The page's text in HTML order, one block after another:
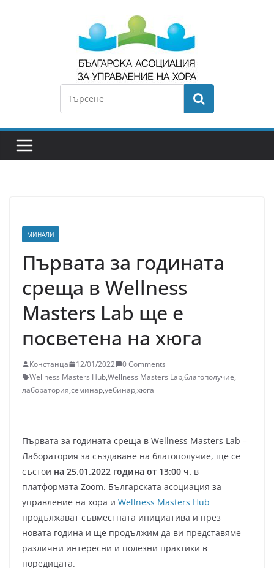
МИНАЛИ
Първата за годината
среща в Wellness
Masters Lab ще е
посветена на хюга
Констанца 12/01/2022
0 Comments
Wellness Masters Hub,Wellness Masters Lab,благополучие,
лаборатория,семинар,уебинар,хюга
Първата за годината среща в Wellness Masters Lab –
Лаборатория за създаване на благополучие, ще се
състои на 25.01.2022 година от 13:00 ч. в
платформата Zoom. Българската асоциация за
управление на хора и Wellness Masters Hub
продължават съвместната инициатива и през
новата година и ще продължим да ви представяме
различни интересни и полезни практики в
поредицата.